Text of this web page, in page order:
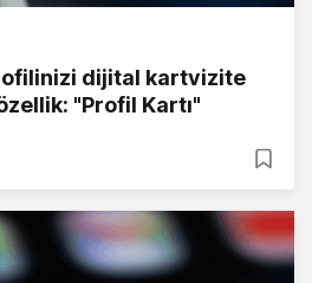
dijital kartvizite
"Profil Kartı"